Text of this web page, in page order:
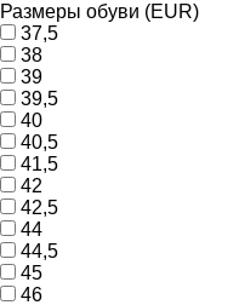
Размеры обуви (EUR)
37,5
38
39
39,5
40
40,5
41,5
42
42,5
44
44,5
45
46